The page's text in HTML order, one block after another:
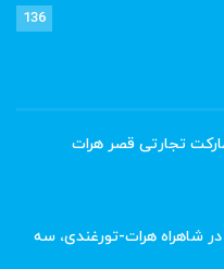
136
تجارتی قصر هرات
شاهراه هرات-تورغندی، سه